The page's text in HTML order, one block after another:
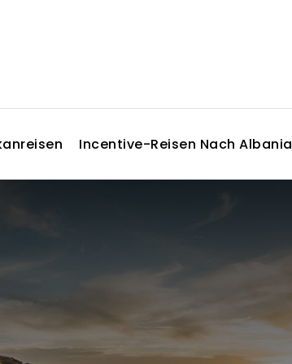
Incentive-Reisen Nach Albania